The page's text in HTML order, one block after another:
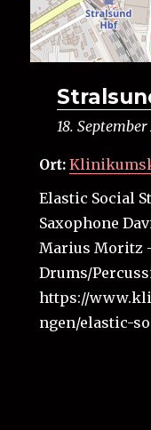
18.
Ort:
Elastic Social
Saxophone
Marius Moritz
Drums/
https://
ngen/elastic-